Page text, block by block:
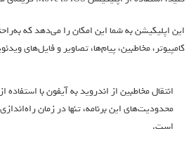
این اپلیکیشن به شما این امکان را می‌دهد که
کامپیوتر، مخاطبین، پیام‌ها، تصاویر و فایل‌های
محدودیت‌های این برنامه، تنها در زمان
است.